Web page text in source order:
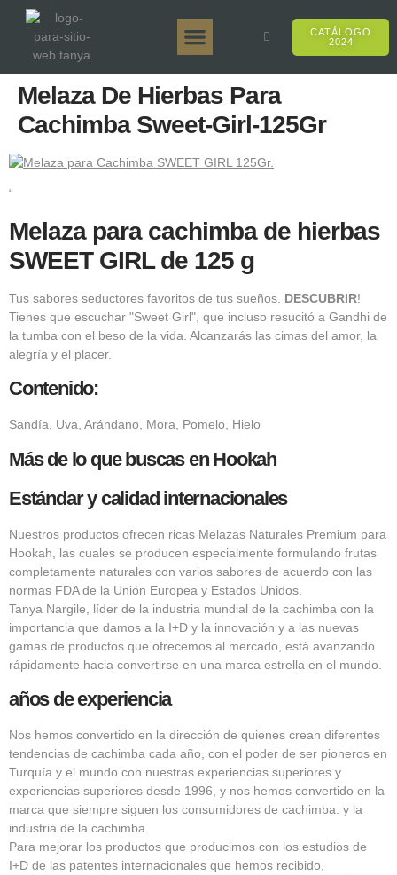
CATÁLOGO
2024
Melaza De Hierbas Para
Cachimba Sweet-Girl-125Gr
“
Melaza para cachimba de hierbas
SWEET GIRL de 125 g
Tus sabores seductores favoritos de tus sueños. DESCUBRIR!
Tienes que escuchar "Sweet Girl", que incluso resucitó a Gandhi de
la tumba con el beso de la vida. Alcanzarás las cimas del amor, la
alegría y el placer.
Contenido:
Sandía, Uva, Arándano, Mora, Pomelo, Hielo
Más de lo que buscas en Hookah
Estándar y calidad internacionales
Nuestros productos ofrecen ricas Melazas Naturales Premium para
Hookah, las cuales se producen especialmente formulando frutas
completamente naturales con varios sabores de acuerdo con las
normas FDA de la Unión Europea y Estados Unidos.
Tanya Nargile, líder de la industria mundial de la cachimba con la
importancia que damos a la I+D y la innovación y a las nuevas
gamas de productos que ofrecemos al mercado, está avanzando
rápidamente hacia convertirse en una marca estrella en el mundo.
años de experiencia
Nos hemos convertido en la dirección de quienes crean diferentes
tendencias de cachimba cada año, con el poder de ser pioneros en
Turquía y el mundo con nuestras experiencias superiores y
experiencias superiores desde 1996, y nos hemos convertido en la
marca que siempre siguen los consumidores de cachimba. y la
industria de la cachimba.
Para mejorar los productos que producimos con los estudios de
I+D de las patentes internacionales que hemos recibido,